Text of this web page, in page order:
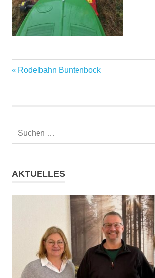
Beitragsnavigation
Vorheriger
Beitrag:
Rodelbahn Buntenbock
AKTUELLES